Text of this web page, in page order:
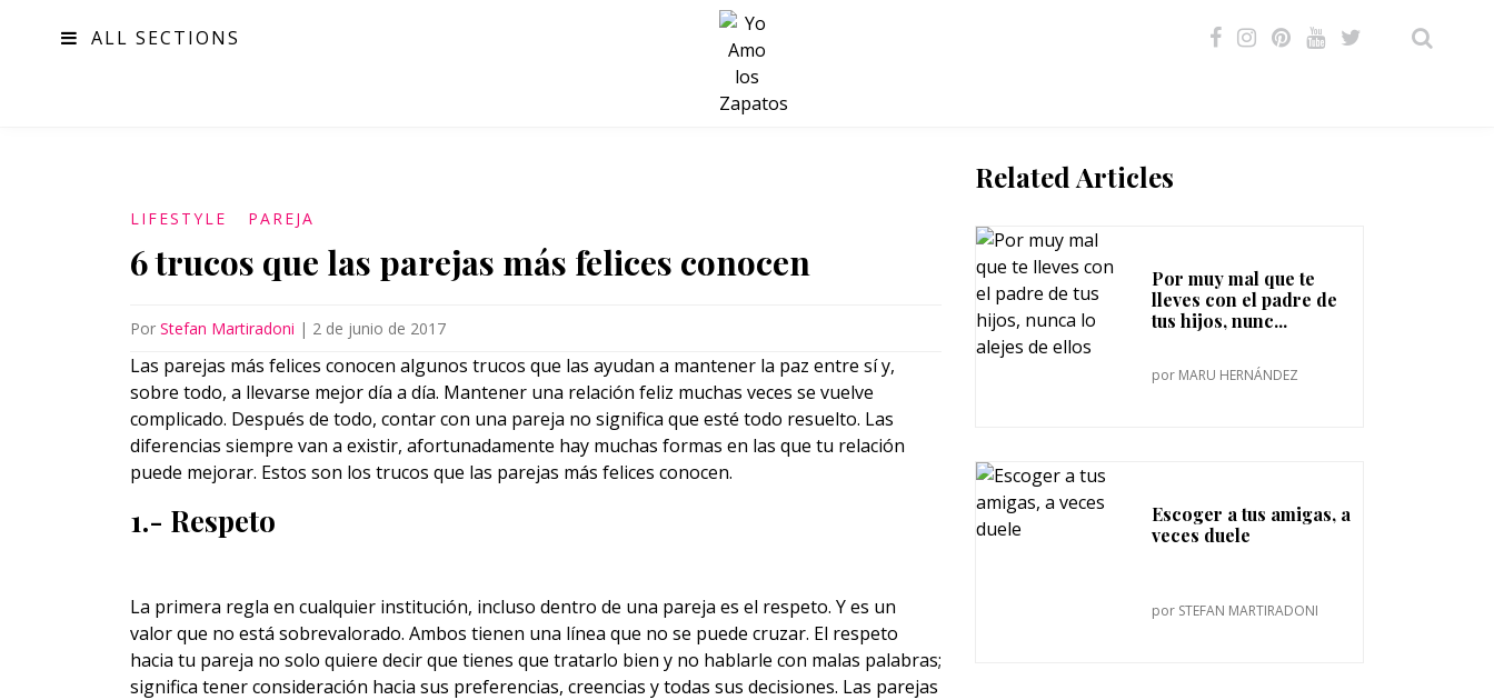
ALL SECTIONS
SALUD
LIFESTYLE PAREJA
6 trucos que las parejas más felices conocen
Por Stefan Martiradoni | 2 de junio de 2017
Las parejas más felices conocen algunos trucos que las ayudan a mantener la paz entre sí y,
sobre todo, a llevarse mejor día a día. Mantener una relación feliz muchas veces se vuelve
complicado. Después de todo, contar con una pareja no significa que esté todo resuelto. Las
diferencias siempre van a existir, afortunadamente hay muchas formas en las que tu relación
puede mejorar. Estos son los trucos que las parejas más felices conocen.
1.- Respeto
La primera regla en cualquier institución, incluso dentro de una pareja es el respeto. Y es un
valor que no está sobrevalorado. Ambos tienen una línea que no se puede cruzar. El respeto
hacia tu pareja no solo quiere decir que tienes que tratarlo bien y no hablarle con malas palabras;
significa tener consideración hacia sus preferencias, creencias y todas sus decisiones. Las parejas
Related Articles
Por muy mal que te
lleves con el padre de
tus hijos, nunc...
por MARU HERNÁNDEZ
Escoger a tus amigas, a
veces duele
por STEFAN MARTIRADONI